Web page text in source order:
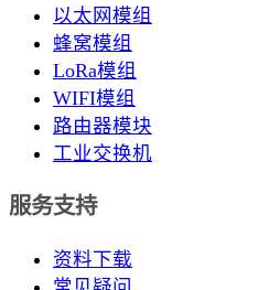
以太网模组
蜂窝模组
LoRa模组
WIFI模组
路由器模块
工业交换机
服务支持
资料下载